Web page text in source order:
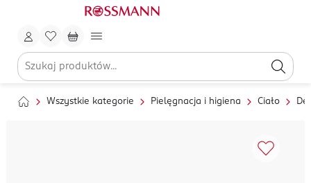
Wszystkie kategorie Pielęgnacja i higiena Ciało